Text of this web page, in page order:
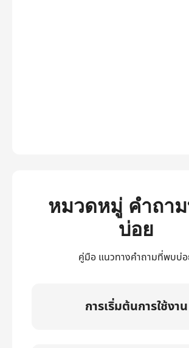
หมวดหมู่ คำถา
บ่อย
คู่มือ แนวทางคำถามที่พบบ่
การเริ่มต้นการใช้งาน